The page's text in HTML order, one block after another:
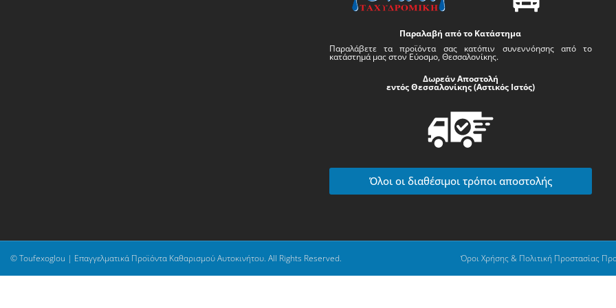
Παραλαβή από το Κατάστημα
Παραλάβετε τα προϊόντα σας κατόπιν συνεννόησης από το
κατάστημά μας στον Εύοσμο, Θεσσαλονίκης.
Δωρεάν Αποστολή
εντός Θεσσαλονίκης (Αστικός Ιστός)
Όλοι οι διαθέσιμοι τρόποι αποστολής
© Toufexoglou | Επαγγελματικά Προϊόντα Καθαρισμού Αυτοκινήτου. All Rights Reserved. Όροι Χρήσης & Πολιτική Προστασίας